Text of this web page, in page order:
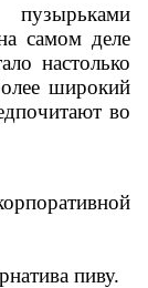
самом деле
настолько
широкий
во
пиву.